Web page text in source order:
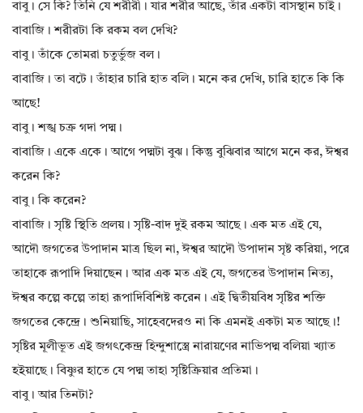
বাবু। সে কি? তিনি যে শরীরী। যার শরীর আছে, তাঁর একটা বাসস্থান চাই।
বাবাজি। শরীরটা কি রকম বল দেখি?
বাবু। তাঁকে তোমরা চতুর্ভুজ বল।
বাবাজি। তা বটে। তাঁহার চারি হাত বলি। মনে কর দেখি, চারি হাতে কি কি
আছে!
বাবু। শঙ্খ চক্র গদা পদ্ম।
বাবাজি। একে একে। আগে পদ্মটা বুঝ। কিন্তু বুঝিবার আগে মনে কর, ঈশ্বর
করেন কি?
বাবু। কি করেন?
বাবাজি। সৃষ্টি স্থিতি প্রলয়। সৃষ্টি-বাদ দুই রকম আছে। এক মত এই যে,
আদৌ জগতের উপাদান মাত্র ছিল না, ঈশ্বর আদৌ উপাদান সৃষ্ট করিয়া, পরে
তাহাকে রূপাদি দিয়াছেন। আর এক মত এই যে, জগতের উপাদান নিত্য,
ঈশ্বর কল্পে কল্পে তাহা রূপাদিবিশিষ্ট করেন। এই দ্বিতীয়বিধ সৃষ্টির শক্তি
জগতের কেন্দ্রে। শুনিয়াছি, সাহেবদেরও না কি এমনই একটা মত আছে।!
সৃষ্টির মূলীভূত এই জগৎকেন্দ্র হিন্দুশাস্ত্রে নারায়ণের নাভিপদ্ম বলিয়া খ্যাত
হইয়াছে। বিষ্ণুর হাতে যে পদ্ম তাহা সৃষ্টিক্রিয়ার প্রতিমা।
বাবু। আর তিনটা?